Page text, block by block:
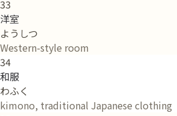
33
洋室
ようしつ
Western-style room
34
和服
わふく
kimono, traditional Japanese clothing